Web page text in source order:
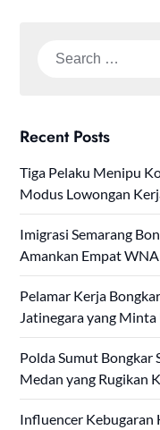
Search
Recent Posts
Tiga Pelaku Menipu
Modus Lowongan
Imigrasi Semarang
Amankan Empat
Pelamar Kerja
Jatinegara yang Minta
Polda Sumut Bongkar
Medan yang Rugikan
Influencer Kebugaran